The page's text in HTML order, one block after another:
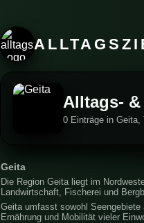
Alltags-
0 Einträge in Geita,
Geita
Die Region Geita liegt im
Landwirtschaft, Fischerei und
Geita umfasst sowohl
Ernährung und Mobilität vieler